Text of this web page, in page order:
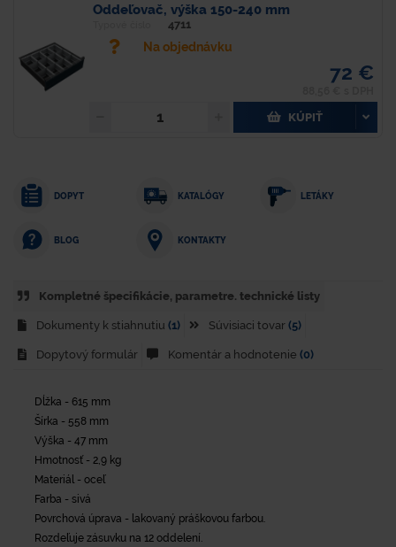
Oddeľovač, výška 150-240 mm
4711
Na objednávku
72 €
KÚPIŤ
DOPYT KATALÓGY LETÁKY
BLOG KONTAKTY
Kompletné špecifikácie, parametre. technické listy
Dokumenty k stiahnutiu (1) Súvisiaci tovar (5)
Dopytový formulár Komentár a hodnotenie (0)
Dĺžka - 615 mm
Šírka - 558 mm
Výška - 47 mm
Hmotnosť - 2,9 kg
Materiál - oceľ
Farba - sivá
Povrchová úprava - lakovaný práškovou farbou.
Rozdeľuje zásuvku na 12 oddelení.